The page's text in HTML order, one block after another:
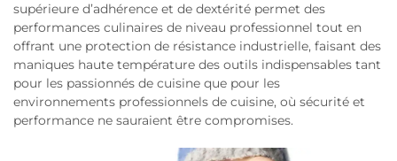
supérieure d’adhérence et de dextérité permet des
performances culinaires de niveau professionnel tout en
offrant une protection de résistance industrielle, faisant des
maniques haute température des outils indispensables tant
pour les passionnés de cuisine que pour les
environnements professionnels de cuisine, où sécurité et
performance ne sauraient être compromises.